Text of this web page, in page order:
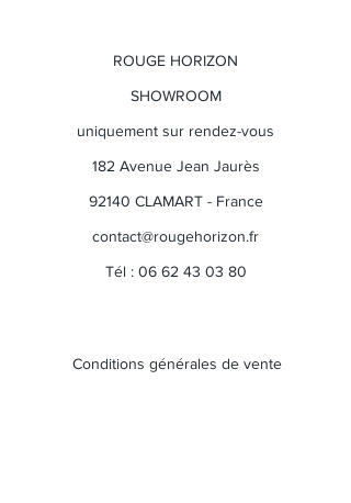
ROUGE HORIZON
SHOWROOM
uniquement sur rendez-vous
182 Avenue Jean Jaurès
92140 CLAMART - France
contact@rougehorizon.fr
Tél : 06 62 43 03 80
Conditions générales de vente